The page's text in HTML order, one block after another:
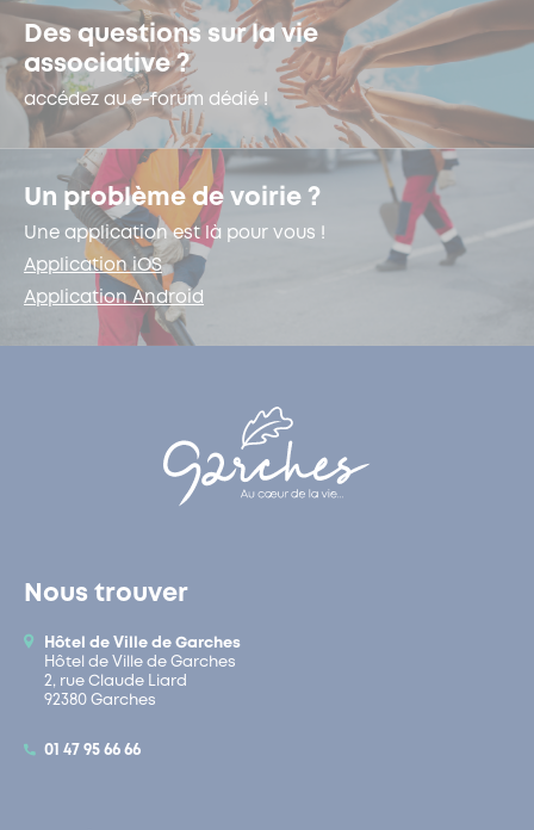
Des questions sur la vie
associative ?
accédez au e-forum dédié !
Un problème de voirie ?
Une application est là pour vous !
Application iOS
Application Android
Nous trouver
Hôtel de Ville de Garches
Hôtel de Ville de Garches
2, rue Claude Liard
92380 Garches
01 47 95 66 66